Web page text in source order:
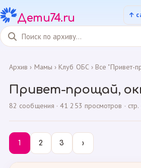
Дети74.ru
Архив › Мамы › Клуб ОБС› Все "Привет-
Привет-прощай,
82 сообщения · 41 253 просмотров · стр.
1 2 3 ›